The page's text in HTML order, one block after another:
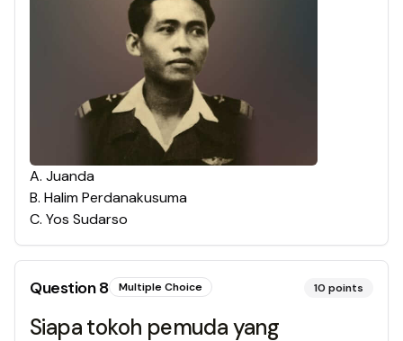
A. Juanda
B. Halim Perdanakusuma
C. Yos Sudarso
Question8 Multiple Choice 10 points
Siapa tokoh pemuda yang